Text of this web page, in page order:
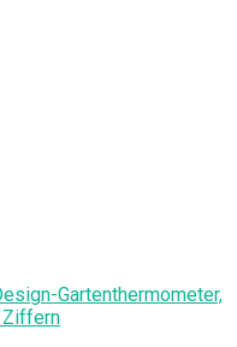
Gartenthermometer,
Ziffern